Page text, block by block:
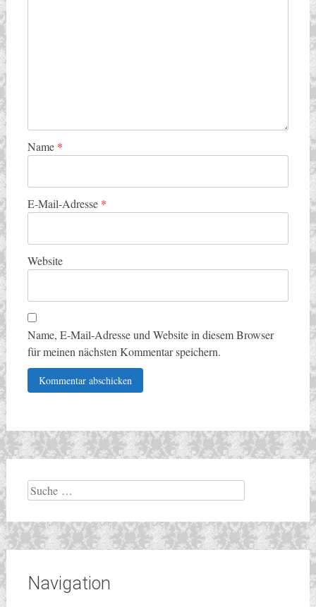
Name *
E-Mail-Adresse *
Website
Name, E-Mail-Adresse und Website in diesem Browser
für meinen nächsten Kommentar speichern.
Suche
nach:
Navigation